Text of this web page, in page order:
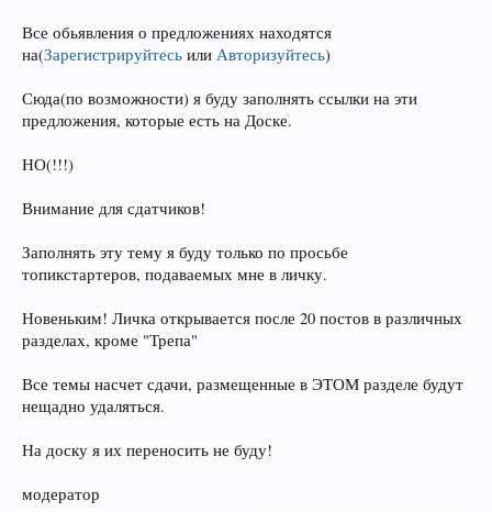
Все обьявления о предложениях находятся
на(Зарегистрируйтесь или Авторизуйтесь)
Сюда(по возможности) я буду заполнять ссылки на эти
предложения, которые есть на Доске.
НО(!!!)
Внимание для сдатчиков!
Заполнять эту тему я буду только по просьбе
топикстартеров, подаваемых мне в личку.
Новеньким! Личка открывается после 20 постов в различных
разделах, кроме "Трепа"
Все темы насчет сдачи, размещенные в ЭТОМ разделе будут
нещадно удаляться.
На доску я их переносить не буду!
модератор